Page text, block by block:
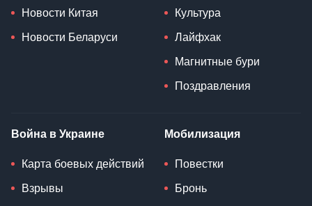
Новости Китая
Новости Беларуси
Культура
Лайфхак
Магнитные бури
Поздравления
Война в Украине
Карта боевых действий
Взрывы
Мобилизация
Повестки
Бронь